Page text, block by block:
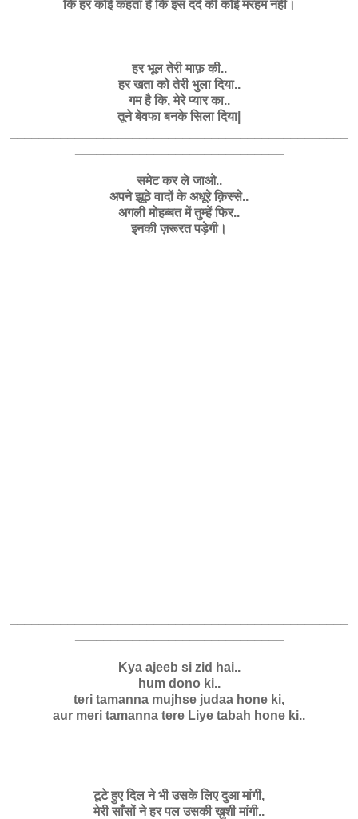
कि हर कोई कहता है कि इस दर्द की कोई मरहम नहीं।
हर भूल तेरी माफ़ की..
हर खता को तेरी भुला दिया..
गम है कि, मेरे प्यार का..
तूने बेवफा बनके सिला दिया|
समेट कर ले जाओ..
अपने झूठे वादों के अधूरे क़िस्से..
अगली मोहब्बत में तुम्हें फिर..
इनकी ज़रूरत पड़ेगी।
Kya ajeeb si zid hai..
hum dono ki..
teri tamanna mujhse judaa hone ki,
aur meri tamanna tere Liye tabah hone ki..
टूटे हुए दिल ने भी उसके लिए दुआ मांगी,
मेरी साँसों ने हर पल उसकी ख़ुशी मांगी..